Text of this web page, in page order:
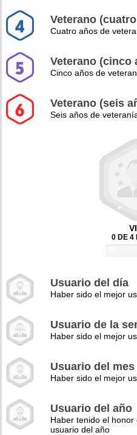
Veterano
Cuatro años de
Veterano (cinco
Cinco años de
Veterano (seis
Seis años de
0 DE 4
Usuario del día
Haber sido el mejor
Usuario de la
Haber sido el mejor
Usuario del mes
Haber sido el mejor
Usuario del año
Haber tenido el
usuario del año